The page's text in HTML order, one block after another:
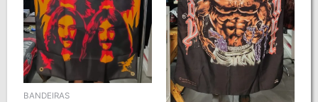
BANDEIRAS